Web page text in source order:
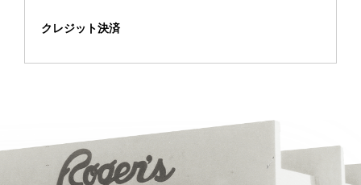
クレジット決済